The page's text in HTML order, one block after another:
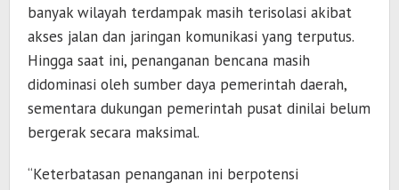
banyak wilayah terdampak masih terisolasi akibat
akses jalan dan jaringan komunikasi yang terputus.
Hingga saat ini, penanganan bencana masih
didominasi oleh sumber daya pemerintah daerah,
sementara dukungan pemerintah pusat dinilai belum
bergerak secara maksimal.
“Keterbatasan penanganan ini berpotensi